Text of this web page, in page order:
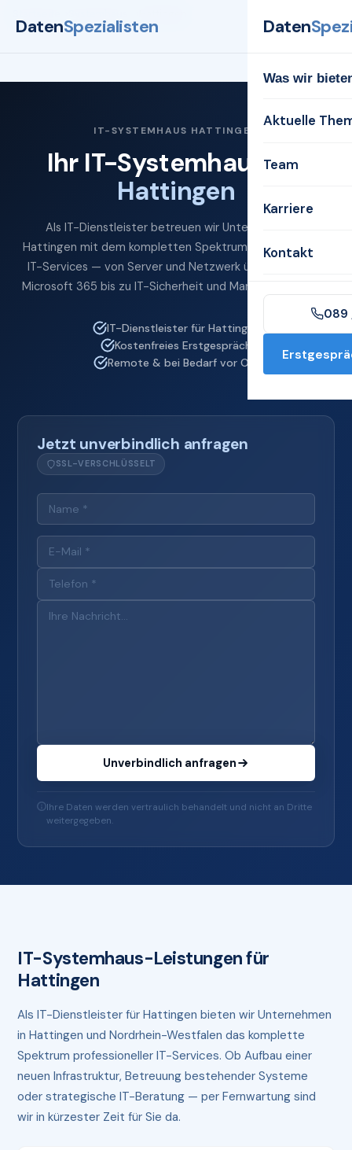
DatenSpezialisten Daten
Was wir
Aktuelle
Team
Karriere
Kontakt
089
IT-SYSTEMHAUS HATTINGEN
Ihr IT-Systemhaus für
Hattingen
Als IT-Dienstleister betreuen wir Unternehmen in
Hattingen mit dem kompletten Spektrum professioneller
IT-Services — von Server und Netzwerk über Cloud und
Microsoft 365 bis zu IT-Sicherheit und Managed Services.
IT-Dienstleister für Hattingen
Kostenfreies Erstgespräch
Remote & bei Bedarf vor Ort
Jetzt unverbindlich anfragen
SSL-VERSCHLÜSSELT
Unverbindlich anfragen
Ihre Daten werden vertraulich behandelt und nicht an Dritte
weitergegeben.
IT-Systemhaus-Leistungen für
Hattingen
Als IT-Dienstleister für Hattingen bieten wir Unternehmen
in Hattingen und Nordrhein-Westfalen das komplette
Spektrum professioneller IT-Services. Ob Aufbau einer
neuen Infrastruktur, Betreuung bestehender Systeme
oder strategische IT-Beratung — per Fernwartung sind
wir in kürzester Zeit für Sie da.